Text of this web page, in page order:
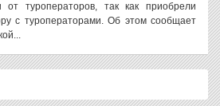
от туроператоров, так как приобрели
с туроператорами. Об этом сообщает